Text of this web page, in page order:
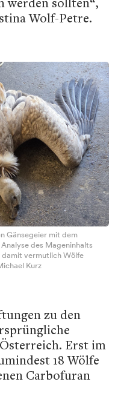
Wolf-Petre.
Gänsegeier mit dem
des Mageninhalts
damit vermutlich Wölfe
Kurz
zu den
Erst im
18 Wölfe
Carbofuran